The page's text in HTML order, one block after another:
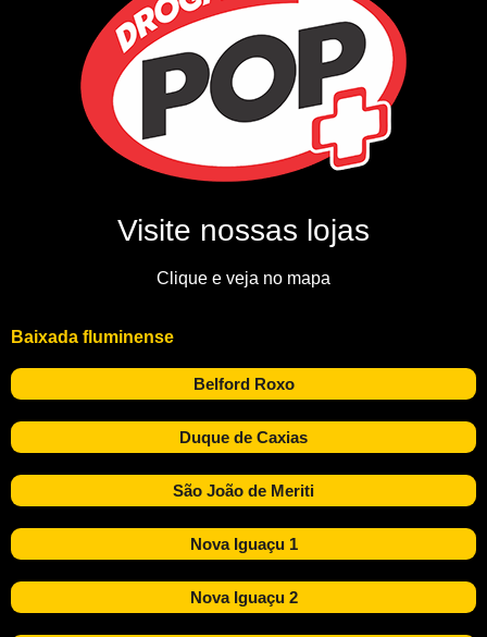
Visite nossas lojas
Clique e veja no mapa
Baixada fluminense
Belford Roxo
Duque de Caxias
São João de Meriti
Nova Iguaçu 1
Nova Iguaçu 2